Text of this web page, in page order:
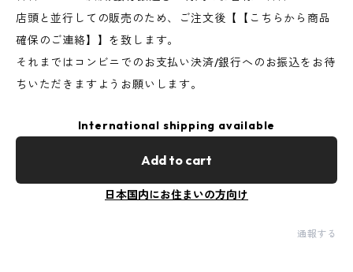
店頭と並行しての販売のため、ご注文後【【こちらから商品
確保のご連絡】】を致します。
それまではコンビニでのお支払い決済/銀行へのお振込をお待
ちいただきますようお願いします。
International shipping available
Add to cart
日本国内にお住まいの方向け
通報する